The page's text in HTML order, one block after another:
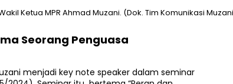
Seorang Penguasa
menjadi key note speaker dalam seminar